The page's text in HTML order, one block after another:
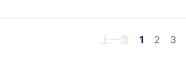
上一页 1 2 3